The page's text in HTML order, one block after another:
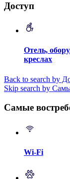
Доступ
Отель,
креслах
Back to search by
Skip search by
Самые
Wi-Fi